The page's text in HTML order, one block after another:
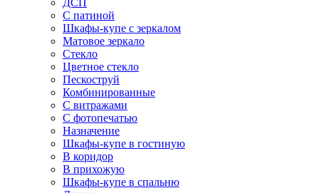
ДСП
С патиной
Шкафы-купе с зеркалом
Матовое зеркало
Стекло
Цветное стекло
Пескоструй
Комбинированные
С витражами
С фотопечатью
Назначение
Шкафы-купе в гостиную
В коридор
В прихожую
Шкафы-купе в спальню